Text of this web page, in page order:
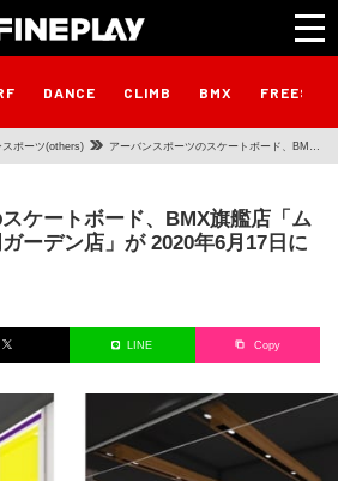
DANCE CLIMB BMX
ポーツ(others) アーバンスポーツのスケートボード、BMX
店」が 2020年6月17日にオープン！
ケートボード、BMX旗艦店「ム
ーデン店」が 2020年6月17日に
LINE Copy